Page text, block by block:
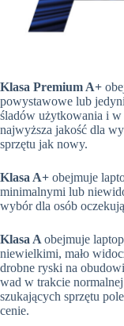
Klasa Premium A+
powystawowe lub
śladów użytkowania i
najwyższa jakość dla
sprzętu jak nowy.
Klasa A+ obejmuje
minimalnymi lub
wybór dla osób
Klasa A obejmuje
niewielkimi, mało
drobne ryski na
wad w trakcie
szukających sprzętu
cenie.